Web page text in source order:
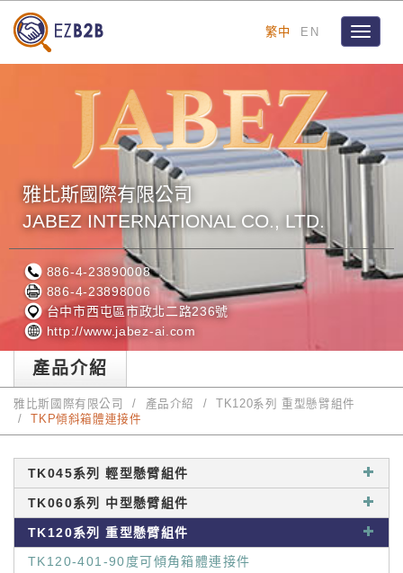
繁中 EN
Toggle
雅比斯國際有限公司
JABEZ INTERNATIONAL CO., LTD.
886-4-23890008
886-4-23898006
台中市西屯區市政北二路236號
http://www.jabez-ai.com
產品介紹
雅比斯國際有限公司 產品介紹
TK120系列 重型懸臂組件
TKP傾斜箱體連接件
TK045系列 輕型懸臂組件
TK060系列 中型懸臂組件
TK120系列 重型懸臂組件
TK120-401-90度可傾角箱體連接件